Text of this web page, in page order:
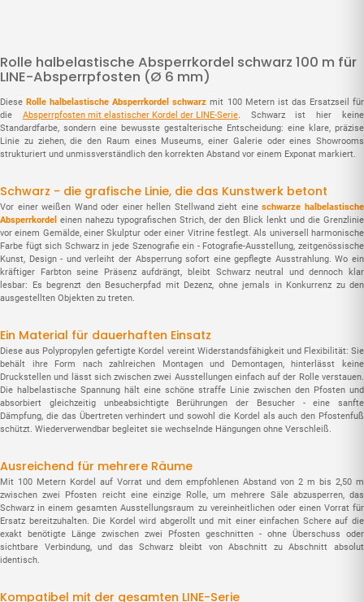
Rolle halbelastische Absperrkordel schwarz 100 m für
LINE-Absperrpfosten (Ø 6 mm)
DieseRolle halbelastische Absperrkordel schwarz mit 100 Metern ist das Ersatzseil für
die Absperrpfosten mit elastischer Kordel der LINE-Serie. Schwarz ist hier keine
Standardfarbe, sondern eine bewusste gestalterische Entscheidung: eine klare, präzise
Linie zu ziehen, die den Raum eines Museums, einer Galerie oder eines Showrooms
strukturiert und unmissverständlich den korrekten Abstand vor einem Exponat markiert.
Schwarz - die grafische Linie, die das Kunstwerk betont
Vor einer weißen Wand oder einer hellen Stellwand zieht eineschwarze halbelastische
Absperrkordel einen nahezu typografischen Strich, der den Blick lenkt und die Grenzlinie
vor einem Gemälde, einer Skulptur oder einer Vitrine festlegt. Als universell harmonische
Farbe fügt sich Schwarz in jede Szenografie ein - Fotografie-Ausstellung, zeitgenössische
Kunst, Design - und verleiht der Absperrung sofort eine gepflegte Ausstrahlung. Wo ein
kräftiger Farbton seine Präsenz aufdrängt, bleibt Schwarz neutral und dennoch klar
lesbar: Es begrenzt den Besucherpfad mit Dezenz, ohne jemals in Konkurrenz zu den
ausgestellten Objekten zu treten.
Ein Material für dauerhaften Einsatz
Diese aus Polypropylen gefertigte Kordel vereint Widerstandsfähigkeit und Flexibilität: Sie
behält ihre Form nach zahlreichen Montagen und Demontagen, hinterlässt keine
Druckstellen und lässt sich zwischen zwei Ausstellungen einfach auf der Rolle verstauen.
Die halbelastische Spannung hält eine schöne straffe Linie zwischen den Pfosten und
absorbiert gleichzeitig unbeabsichtigte Berührungen der Besucher - eine sanfte
Dämpfung, die das Übertreten verhindert und sowohl die Kordel als auch den Pfostenfuß
schützt. Wiederverwendbar begleitet sie wechselnde Hängungen ohne Verschleiß.
Ausreichend für mehrere Räume
Mit 100 Metern Kordel auf Vorrat und dem empfohlenen Abstand von 2 m bis 2,50 m
zwischen zwei Pfosten reicht eine einzige Rolle, um mehrere Säle abzusperren, das
Schwarz in einem gesamten Ausstellungsraum zu vereinheitlichen oder einen Vorrat für
Ersatz bereitzuhalten. Die Kordel wird abgerollt und mit einer einfachen Schere auf die
exakt benötigte Länge zwischen zwei Pfosten geschnitten - ohne Überschuss oder
sichtbare Verbindung, und das Schwarz bleibt von Abschnitt zu Abschnitt absolut
identisch.
Kompatibel mit der gesamten LINE-Serie